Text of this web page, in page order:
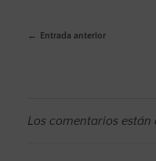
Entrada anterior
Los comentarios están